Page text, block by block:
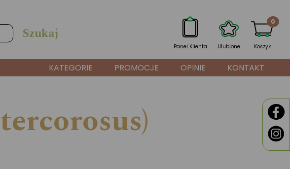
Panel Klienta Ulubione Koszyk
0
KATEGORIE PROMOCJE OPINIE KONTAKT